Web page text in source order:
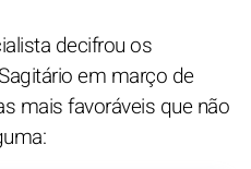
decifrou os
em março de
mais favoráveis que não